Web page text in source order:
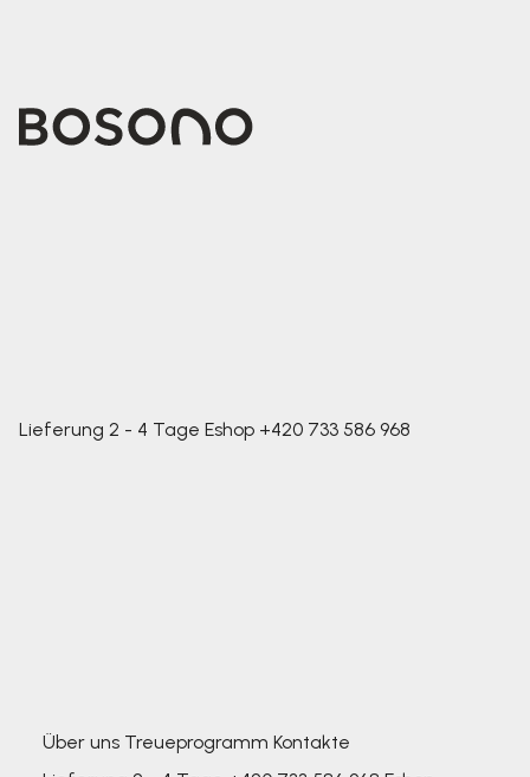
Lieferung 2 - 4 Tage Eshop +420 733 586 968
Über uns Treueprogramm Kontakte